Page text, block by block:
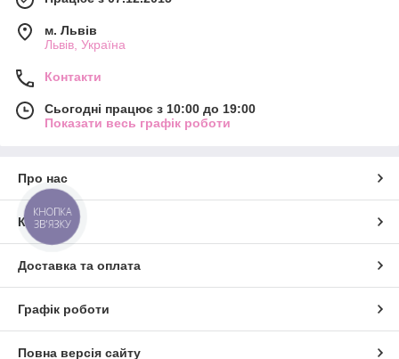
м. Львів
Львів, Україна
Контакти
Сьогодні працює з 10:00 до 19:00
Показати весь графік роботи
Про нас
Контакти
Доставка та оплата
Графік роботи
Повна версія сайту
КНОПКА
ЗВ'ЯЗКУ